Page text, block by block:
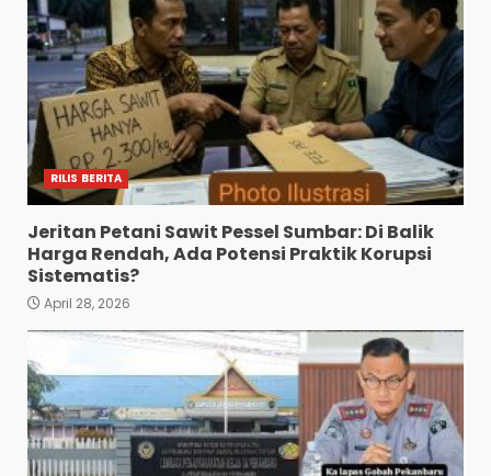
RILIS BERITA
Jeritan Petani Sawit Pessel Sumbar: Di Balik
Harga Rendah, Ada Potensi Praktik Korupsi
Sistematis?
April 28, 2026